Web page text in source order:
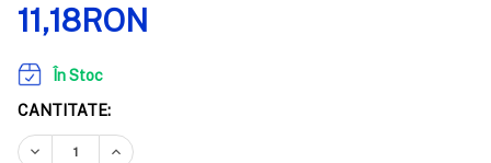
11,18RON
În Stoc
CANTITATE:
REDUCEȚI CANTITATEA:
CREȘTEȚI CANTITATEA: